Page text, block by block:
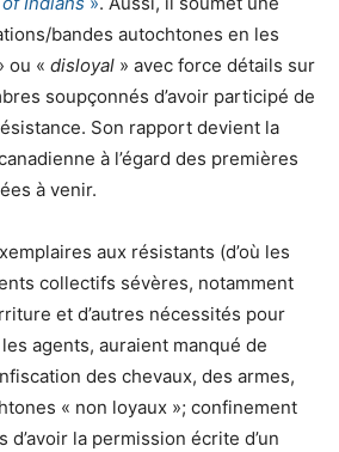
bandes autochtones en les
ou « disloyal » avec force détails sur
soupçonnés d’avoir participé de
Son rapport devient la
à l’égard des premières
à venir.
aux résistants (d’où les
collectifs sévères, notamment
et d’autres nécessités pour
agents, auraient manqué de
des chevaux, des armes,
« non loyaux »; confinement
d’avoir la permission écrite d’un